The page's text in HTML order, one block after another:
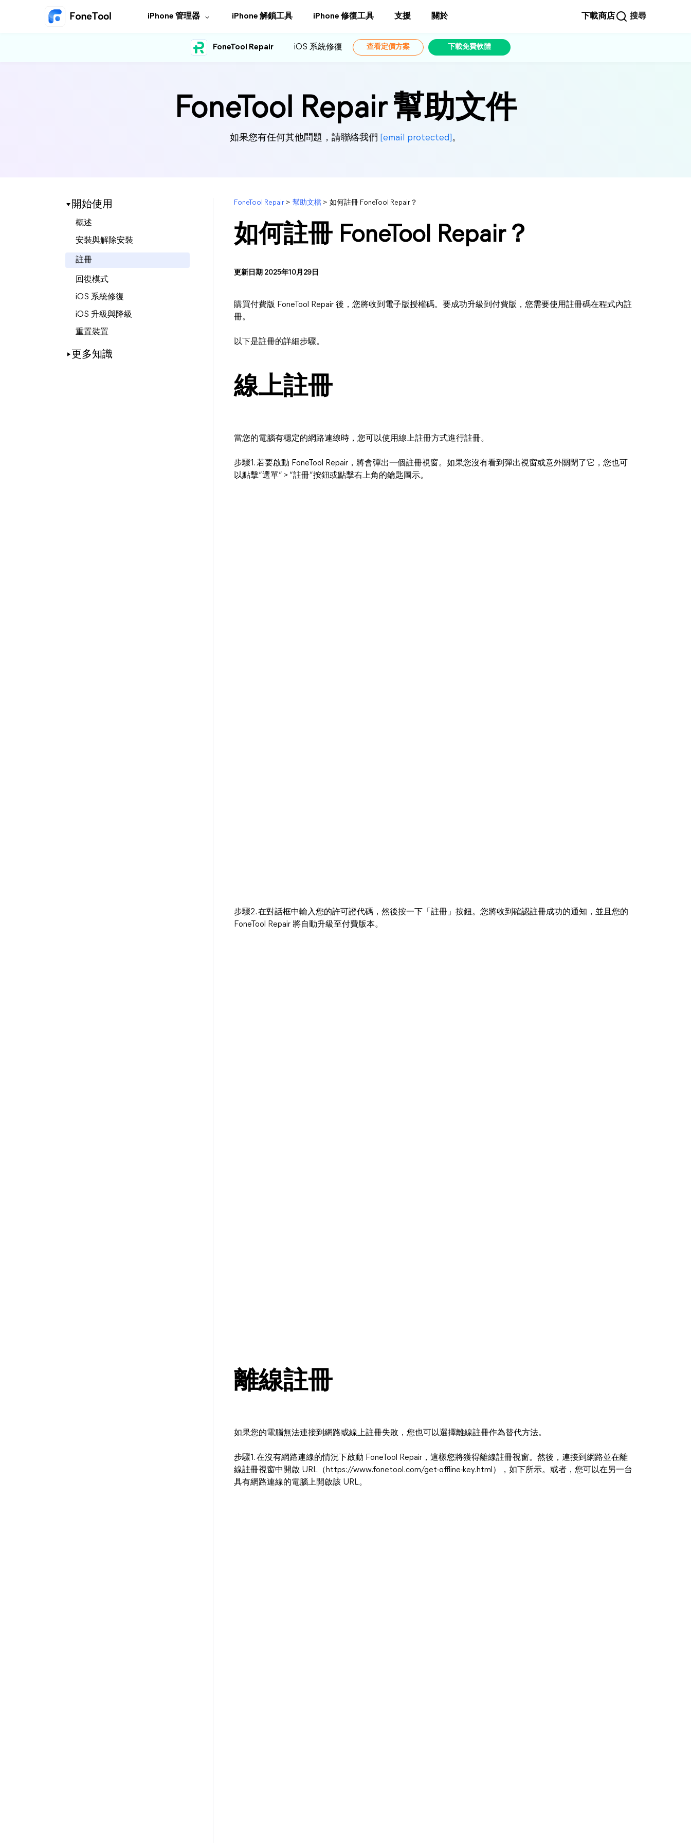
iPhone 管理器 iPhone 解鎖工具 iPhone 修復工具 支援 關於 下載商店 搜尋
FoneTool Repair iOS 系統修復 查看定價方案 下載免費軟體
FoneTool Repair 幫助文件
如果您有任何其他問題，請聯絡我們 [email protected]。
開始使用
概述
安裝與解除安裝
註冊
回復模式
iOS 系統修復
iOS 升級與降級
重置裝置
更多知識
FoneTool Repair > 幫助文檔 > 如何註冊 FoneTool Repair？
如何註冊 FoneTool Repair？
更新日期 2025年10月29日
購買付費版 FoneTool Repair 後，您將收到電子版授權碼。要成功升級到付費版，您需要使用註冊碼在程式內註
冊。
以下是註冊的詳細步驟。
線上註冊
當您的電腦有穩定的網路連線時，您可以使用線上註冊方式進行註冊。
步驟1. 若要啟動 FoneTool Repair，將會彈出一個註冊視窗。如果您沒有看到彈出視窗或意外關閉了它，您也可
以點擊“選單” > “註冊”按鈕或點擊右上角的鑰匙圖示。
步驟2. 在對話框中輸入您的許可證代碼，然後按一下「註冊」按鈕。您將收到確認註冊成功的通知，並且您的
FoneTool Repair 將自動升級至付費版本。
離線註冊
如果您的電腦無法連接到網路或線上註冊失敗，您也可以選擇離線註冊作為替代方法。
步驟1. 在沒有網路連線的情況下啟動 FoneTool Repair，這樣您將獲得離線註冊視窗。然後，連接到網路並在離
線註冊視窗中開啟 URL（https://www.fonetool.com/get-offline-key.html），如下所示。或者，您可以在另一台
具有網路連線的電腦上開啟該 URL。